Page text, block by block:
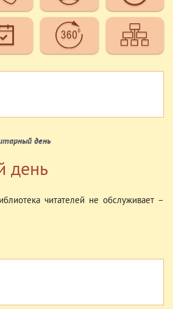
день
день
читателей не обслуживает –